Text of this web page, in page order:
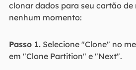
clonar dados para seu cartão de
nenhum momento:
Passo 1.Selecione "Clone" no
em "Clone Partition" e "Next".